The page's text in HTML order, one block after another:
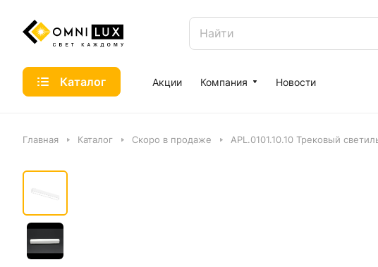
Каталог Акции Компания Новости
Главная Каталог Скоро в продаже APL.0101.10.10 Трековый